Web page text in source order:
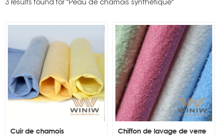
3 results found for "Peau de chamois synthétique"
Cuir de chamois
Chiffon de lavage de verre